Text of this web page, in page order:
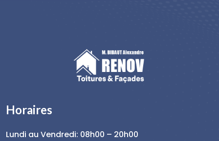
Horaires
Lundi au Vendredi: 08h00 – 20h00